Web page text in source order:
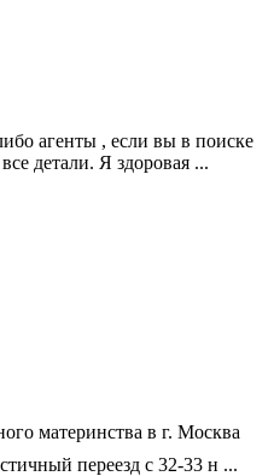
агенты , если вы в поиске
детали. Я здоровая ...
материнства в г. Москва
переезд с 32-33 н ...